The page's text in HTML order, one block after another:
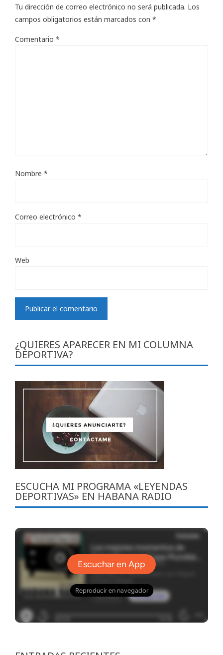
Tu dirección de correo electrónico no será publicada. Los
campos obligatorios están marcados con *
Comentario *
Nombre *
Correo electrónico *
Web
¿QUIERES APARECER EN MI COLUMNA
DEPORTIVA?
ESCUCHA MI PROGRAMA «LEYENDAS
DEPORTIVAS» EN HABANA RADIO